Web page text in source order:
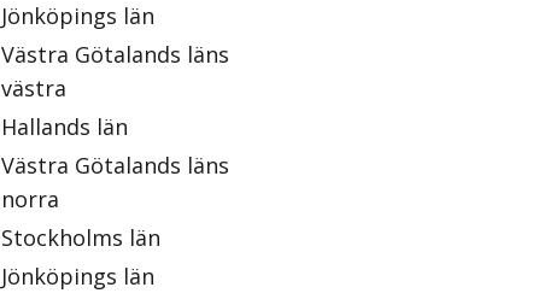
Jönköpings län
Västra Götalands läns
västra
Hallands län
Västra Götalands läns
norra
Stockholms län
Jönköpings län